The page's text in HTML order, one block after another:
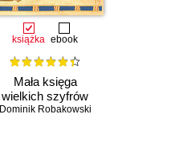
książka ebook
Mała księga
wielkich szyfrów
Dominik Robakowski